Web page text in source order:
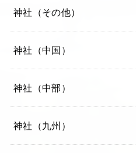
神社（その他）
神社（中国）
神社（中部）
神社（九州）